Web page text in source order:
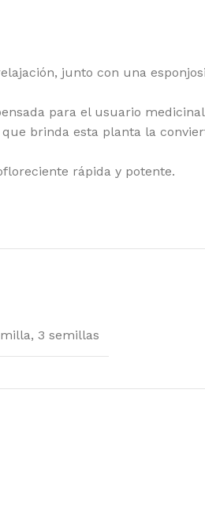
junto con una
para el usuario
brinda esta planta la
rápida y potente.
, 3 semillas